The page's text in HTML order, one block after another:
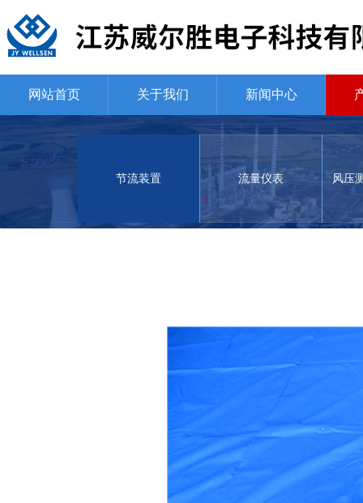
网站首页 关于我们 新闻中心
节流装置 流量仪表 风压